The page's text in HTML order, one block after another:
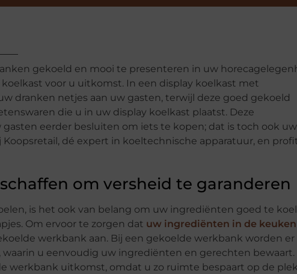
gekoeld en mooi te presenteren in uw
voor u uitkomst. In een display koelkast met
dranken netjes aan uw gasten, terwijl deze goed gekoeld
die u in uw display koelkast plaatst. Deze
gasten eerder besluiten om iets te kopen; dat is toch ook uw
Koopsretail, dé expert in koeltechnische apparatuur, en
om versheid te garanderen
is het ook van belang om uw ingrediënten goed te
Om ervoor te zorgen dat uw ingrediënten in de keuken
werkbank aan. Bij een gekoelde werkbank worden er
u eenvoudig uw ingrediënten en gerechten bewaart.
werkbank uitkomst, omdat u zo ruimte bespaart op de